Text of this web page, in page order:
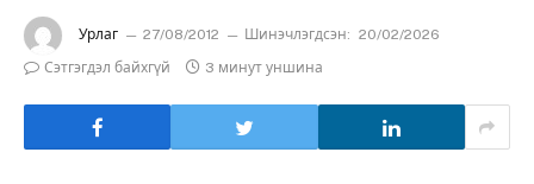
Урлаг 27/08/2012 Шинэчлэгдсэн: 20/02/2026
Сэтгэгдэл байхгүй
3 минут уншина